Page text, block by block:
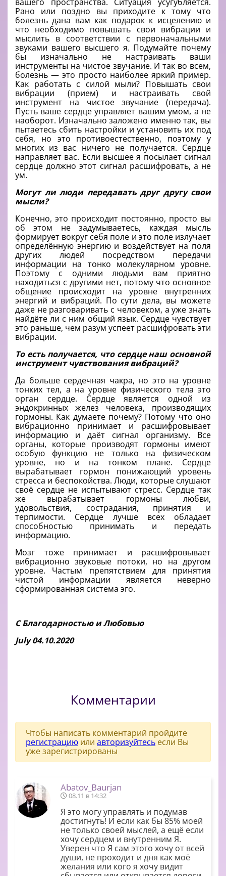
Рано или поздно вы приходите к тому что
болезнь дана вам как подарок к исцелению и
что необходимо повышать свои вибрации и
мыслить в соответствии с первоначальными
звуками вашего высшего я. Подумайте почему
бы изначально не настраивать ваши
инструменты на чистое звучание. И так во всем,
болезнь — это просто наиболее яркий пример.
Как работать с силой мыли? Повышать свои
вибрации (прием) и настраивать свой
инструмент на чистое звучание (передача).
Пусть ваше сердце управляет вашим умом, а не
наоборот. Изначально заложено именно так, вы
пытаетесь сбить настройки и установить их под
себя, но это противоестественно, поэтому у
многих из вас ничего не получается. Сердце
направляет вас. Если высшее я посылает сигнал
сердце должно этот сигнал расшифровать, а не
ум.
Могут ли люди передавать друг другу свои
мысли?
Конечно, это происходит постоянно, просто вы
об этом не задумываетесь, каждая мысль
формирует вокруг себя поле и это поле излучает
определённую энергию и воздействует на поля
других людей посредством передачи
информации на тонко молекулярном уровне.
Поэтому с одними людьми вам приятно
находиться с другими нет, потому что основное
общение происходит на уровне внутренних
энергий и вибраций. По сути дела, вы можете
даже не разговаривать с человеком, а уже знать
найдёте ли с ним общий язык. Сердце чувствует
это раньше, чем разум успеет расшифровать эти
вибрации.
То есть получается, что сердце наш основной
инструмент чувствования вибраций?
Да больше сердечная чакра, но это на уровне
тонких тел, а на уровне физического тела это
орган сердце. Сердце является одной из
эндокринных желез человека, производящих
гормоны. Как думаете почему? Потому что оно
вибрационно принимает и расшифровывает
информацию и даёт сигнал организму. Все
органы, которые производят гормоны имеют
особую функцию не только на физическом
уровне, но и на тонком плане. Сердце
вырабатывает гормон понижающий уровень
стресса и беспокойства. Люди, которые слушают
своё сердце не испытывают стресс. Сердце так
же вырабатывает гормоны любви,
удовольствия, сострадания, принятия и
терпимости. Сердце лучше всех обладает
способностью принимать и передать
информацию.
Мозг тоже принимает и расшифровывает
вибрационно звуковые потоки, но на другом
уровне. Частым препятствием для принятия
чистой информации является неверно
сформированная система эго.
С Благодарностью и Любовью
July04.10.2020
Комментарии
Чтобы написать комментарий пройдите
регистрацию или авторизуйтесь если Вы
уже зарегистрированы
Abatov_Baurjan
08.11 в 14:32
Я это могу управлять и подумав
достигнуть! И если как бы 85% моей
не только своей мыслей, а ещё если
хочу сердцем и внутренним Я.
Уверен что Я сам этого хочу от всей
души, не проходит и дня как моё
желания или кого я хочу видит